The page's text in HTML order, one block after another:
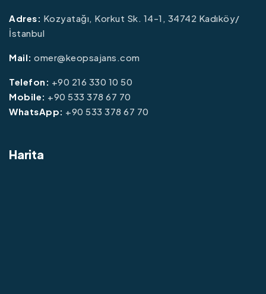
Adres: Kozyatağı, Korkut Sk. 14-1, 34742 Kadıköy/
İstanbul
Mail: omer@keopsajans.com
Telefon: +90 216 330 10 50
Mobile: +90 533 378 67 70
WhatsApp: +90 533 378 67 70
Harita